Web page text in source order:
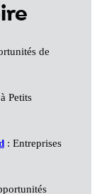
de
Petits
: Entreprises